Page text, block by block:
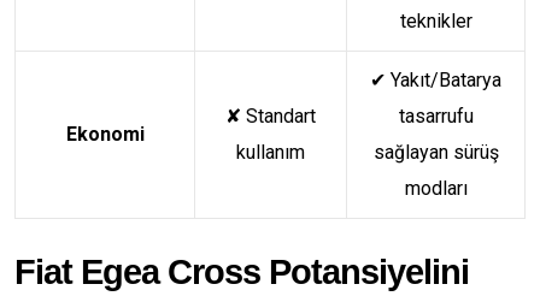
teknikler
Ekonomi
✘ Standart
kullanım
✔ Yakıt/Batarya
tasarrufu
sağlayan sürüş
modları
Fiat Egea Cross Potansiyelini